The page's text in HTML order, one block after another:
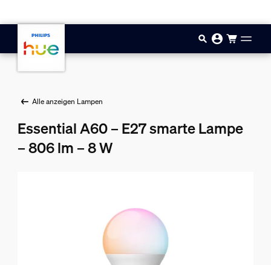
Alle anzeigen Lampen
Essential A60 – E27 smarte Lampe
– 806 lm – 8 W